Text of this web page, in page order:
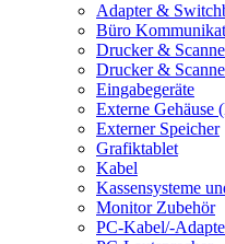
Adapter &
Büro
Drucker &
Drucker &
Eingabegeräte
Externe Gehäuse
Externer Speicher
Grafiktablet
Kabel
Kassensysteme
Monitor Zubehör
PC-Kabel/-